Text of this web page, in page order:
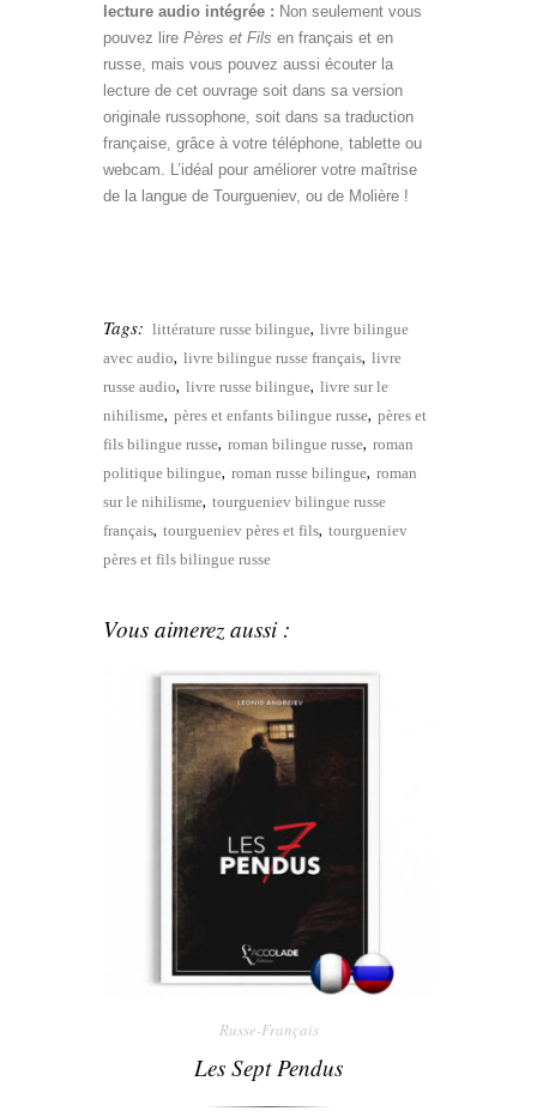
lecture audio intégrée : Non seulement vous
pouvez lire Pères et Fils en français et en
russe, mais vous pouvez aussi écouter la
lecture de cet ouvrage soit dans sa version
originale russophone, soit dans sa traduction
française, grâce à votre téléphone, tablette ou
webcam. L’idéal pour améliorer votre maîtrise
de la langue de Tourgueniev, ou de Molière !
Tags: littérature russe bilingue, livre bilingue
avec audio, livre bilingue russe français, livre
russe audio, livre russe bilingue, livre sur le
nihilisme, pères et enfants bilingue russe, pères et
fils bilingue russe, roman bilingue russe, roman
politique bilingue, roman russe bilingue, roman
sur le nihilisme, tourgueniev bilingue russe
français, tourgueniev pères et fils, tourgueniev
pères et fils bilingue russe
Vous aimerez aussi :
Russe-Français
Les Sept Pendus